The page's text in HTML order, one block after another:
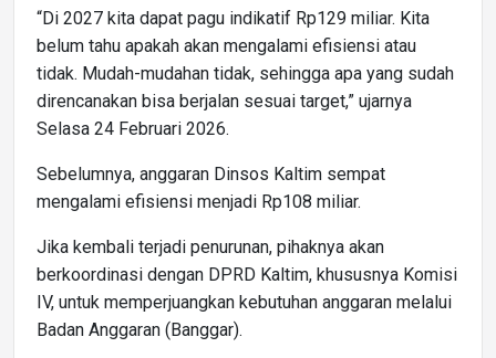
“Di 2027 kita dapat pagu indikatif Rp129 miliar. Kita
belum tahu apakah akan mengalami efisiensi atau
tidak. Mudah-mudahan tidak, sehingga apa yang sudah
direncanakan bisa berjalan sesuai target,” ujarnya
Selasa 24 Februari 2026.
Sebelumnya, anggaran Dinsos Kaltim sempat
mengalami efisiensi menjadi Rp108 miliar.
Jika kembali terjadi penurunan, pihaknya akan
berkoordinasi dengan DPRD Kaltim, khususnya Komisi
IV, untuk memperjuangkan kebutuhan anggaran melalui
Badan Anggaran (Banggar).